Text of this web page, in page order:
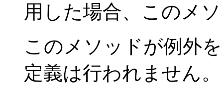
用した場合、このメ
このメソッドが例外
定義は行われません。